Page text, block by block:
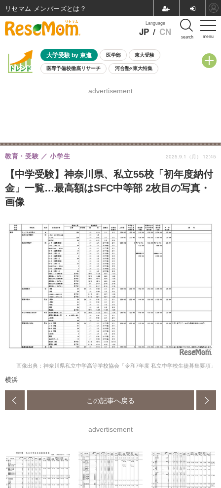
menu
Language
JP / CN search
大学受験 by 東進 医学部 東大受験
医専予備校徹底リサーチ 河合塾×東大特集
8月開催学校説明会・相談会
advertisement
【中学受験】神奈川県、私立55校「初年度納付
金」一覧…最高額はSFC中等部 2枚目の写真・
画像
教育・受験 小学生 2025.9.1（月） 12:45
画像出典：神奈川県私立中学高等学校協会「令和7年度 私立中学校生徒募集要項」
横浜
この記事へ戻る
advertisement
リセマム メンバーズ